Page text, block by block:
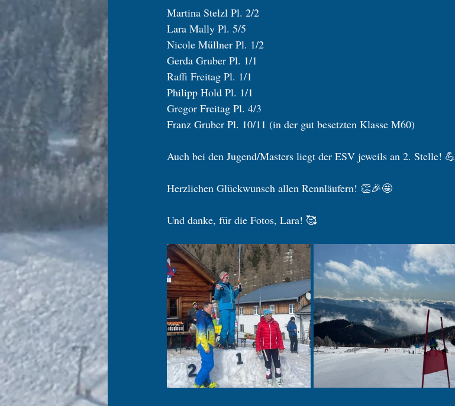
Martina Stelzl Pl. 2/2
Lara Mally Pl. 5/5
Nicole Müllner Pl. 1/2
Gerda Gruber Pl. 1/1
Raffi Freitag Pl. 1/1
Philipp Hold Pl. 1/1
Gregor Freitag Pl. 4/3
Franz Gruber Pl. 10/11 (in der gut besetzten Klasse M60)
Auch bei den Jugend/Masters liegt der ESV jeweils an 2. Stelle! 💪
Herzlichen Glückwunsch allen Rennläufern! 👏🎉🤩
Und danke, für die Fotos, Lara! 🥰